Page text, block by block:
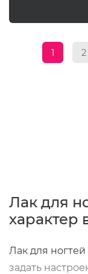
1 2
Лак для
характер
Лак для ногтей
задать